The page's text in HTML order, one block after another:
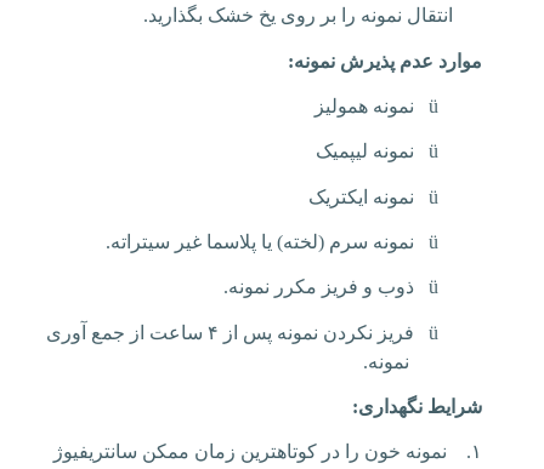
انتقال نمونه را بر روی یخ خشک بگذارید.
موارد عدم پذیرش نمونه:
ü نمونه همولیز
ü نمونه لیپمیک
ü نمونه ایکتریک
ü نمونه سرم (لخته) یا پلاسما غیر سیتراته.
ü ذوب و فریز مکرر نمونه.
ü
فریز نکردن نمونه پس از ۴ ساعت از جمع آوری
نمونه.
شرایط نگهداری:
۱.
نمونه خون را در کوتاهترین زمان ممکن سانتریفیوژ